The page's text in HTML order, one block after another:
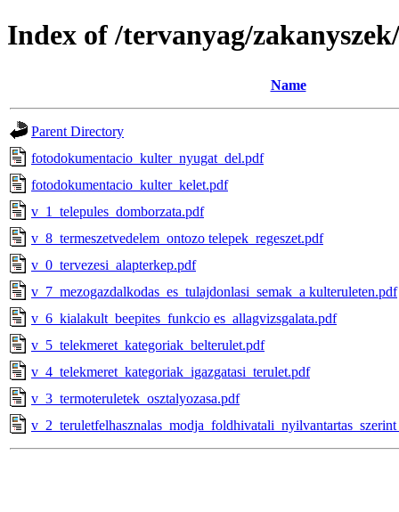
Index of /tervanyag/
Name
Parent Directory
fotodokumentacio_kulter_nyugat_del.pdf
fotodokumentacio_kulter_kelet.pdf
v_1_telepules_domborzata.pdf
v_8_termeszetvedelem_ontozo telepek_regeszet.pdf
v_0_tervezesi_alapterkep.pdf
v_7_mezogazdalkodas_es_tulajdonlasi_semak_a kulteruleten.pdf
v_6_kialakult_beepites_funkcio es_allagvizsgalata.pdf
v_5_telekmeret_kategoriak_belterulet.pdf
v_4_telekmeret_kategoriak_igazgatasi_terulet.pdf
v_3_termoteruletek_osztalyozasa.pdf